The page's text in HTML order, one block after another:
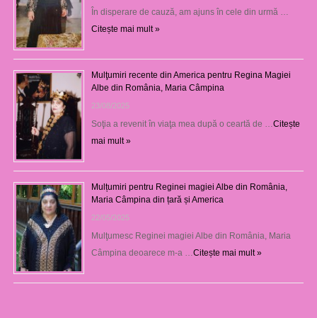
În disperare de cauză, am ajuns în cele din urmă …
Citește mai mult »
Mulţumiri recente din America pentru Regina Magiei
Albe din România, Maria Câmpina
23/08/2025
Soţia a revenit în viaţa mea după o ceartă de … Citește
mai mult »
Mulțumiri pentru Reginei magiei Albe din România,
Maria Câmpina din țară și America
22/05/2025
Mulţumesc Reginei magiei Albe din România, Maria
Câmpina deoarece m-a … Citește mai mult »